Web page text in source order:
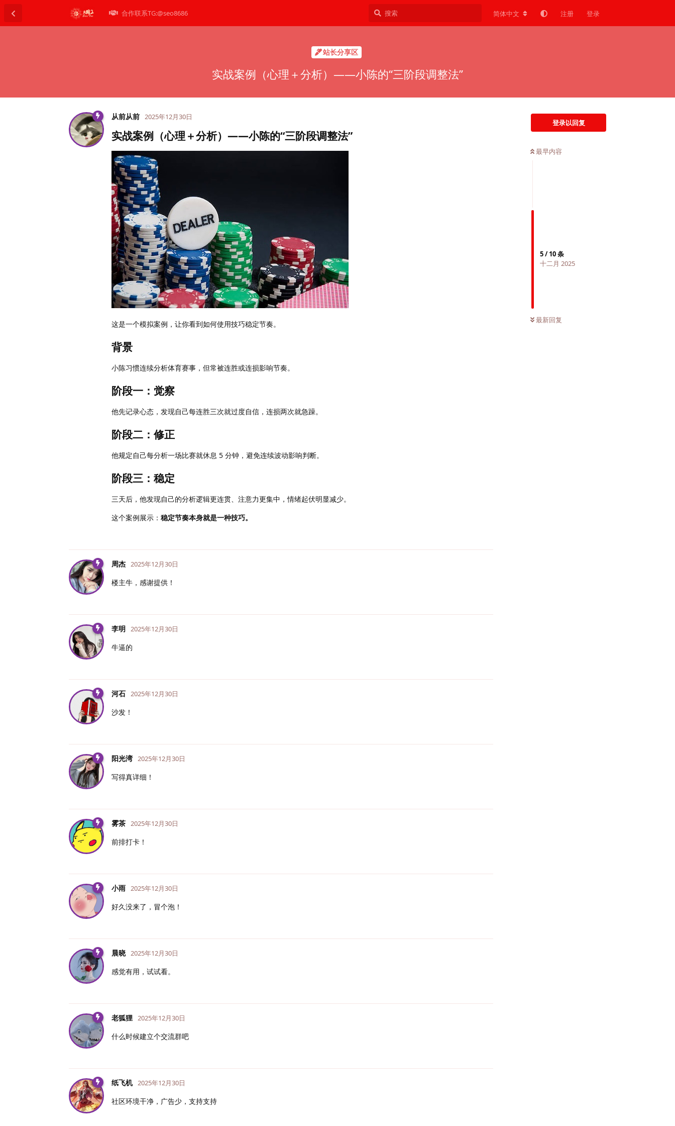
合作联系TG:@seo8686 简体中文 注册 登录
站长分享区
实战案例（心理＋分析）——小陈的“三阶段调整法”
登录以回复
最早内容
5/10条
十二月 2025
最新回复
从前从前 2025年12月30日
实战案例（心理＋分析）——小陈的“三阶段调整法”
这是一个模拟案例，让你看到如何使用技巧稳定节奏。
背景
小陈习惯连续分析体育赛事，但常被连胜或连损影响节奏。
阶段一：觉察
他先记录心态，发现自己每连胜三次就过度自信，连损两次就急躁。
阶段二：修正
他规定自己每分析一场比赛就休息 5 分钟，避免连续波动影响判断。
阶段三：稳定
三天后，他发现自己的分析逻辑更连贯、注意力更集中，情绪起伏明显减少。
这个案例展示： 稳定节奏本身就是一种技巧。
周杰 2025年12月30日
楼主牛，感谢提供！
李明 2025年12月30日
牛逼的
河石 2025年12月30日
沙发！
阳光湾 2025年12月30日
写得真详细！
雾茶 2025年12月30日
前排打卡！
小雨 2025年12月30日
好久没来了，冒个泡！
晨晓 2025年12月30日
感觉有用，试试看。
老狐狸 2025年12月30日
什么时候建立个交流群吧
纸飞机 2025年12月30日
社区环境干净，广告少，支持支持